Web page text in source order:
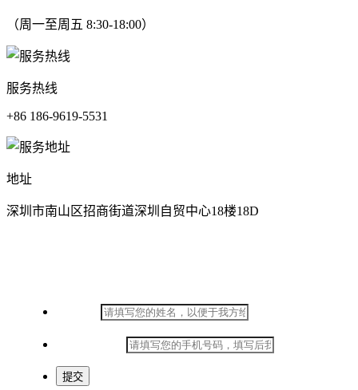
（周一至周五 8:30-18:00）
服务热线
+86 186-9619-5531
地址
深圳市南山区招商街道深圳自贸中心18楼18D